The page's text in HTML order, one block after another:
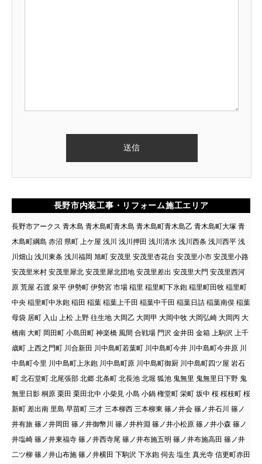
長野市内装工事・リフォーム施工エリア
長野市アークス 青木島 青木島町青木島 青木島町青木島乙 青木島町大塚 青
木島町綱島 赤沼 県町 上ケ屋 浅川 浅川押田 浅川清水 浅川西条 浅川西平 浅
川畑山 浅川東条 浅川福岡 旭町 安茂里 安茂里杏花台 安茂里小市 安茂里小路
安茂里米村 安茂里犀北 安茂里犀北団地 安茂里差出 安茂里大門 安茂里西河
原 荒屋 石渡 泉平 伊勢町 伊勢宮 市場 稲里 稲里町下氷鉋 稲里町田牧 稲里町
中央 稲里町中氷鉋 稲田 稲葉 稲葉上千田 稲葉中千田 稲葉日詰 稲葉南俣 稲葉
母袋 居町 入山 上松 上野 往生地 大岡乙 大岡甲 大岡中牧 大岡弘崎 大岡丙 大
橋南 大町 岡田町 小島田町 神楽橋 風間 合戦場 門沢 金井田 金箱 上駒沢 上千
歳町 上西之門町 川合新田 川中島町若葉町 川中島町今井 川中島町今井原 川
中島町今里 川中島町上氷鉋 川中島町原 川中島町御厨 川中島町四ツ屋 岩石
町 北石堂町 北尾張部 北郷 北条町 北長池 北堀 狐池 鬼無里 鬼無里日下野 鬼
無里日影 桐原 栗田 栗田北中 小柴見 小島 小鍋 権堂町 栄町 坂中 桜 桜枝町 桜
新町 差出南 里島 早苗町 三才 三本柳西 三本柳東 篠ノ井会 篠ノ井石川 篠ノ
井有旅 篠ノ井岡田 篠ノ井御幣川 篠ノ井杵淵 篠ノ井小松原 篠ノ井小森 篠ノ
井塩崎 篠ノ井東福寺 篠ノ井西寺尾 篠ノ井布施五明 篠ノ井布施高田 篠ノ井
二ツ柳 篠ノ井山布施 篠ノ井横田 下駒沢 下氷鉋 伺去 塩生 真光寺 信更町赤田